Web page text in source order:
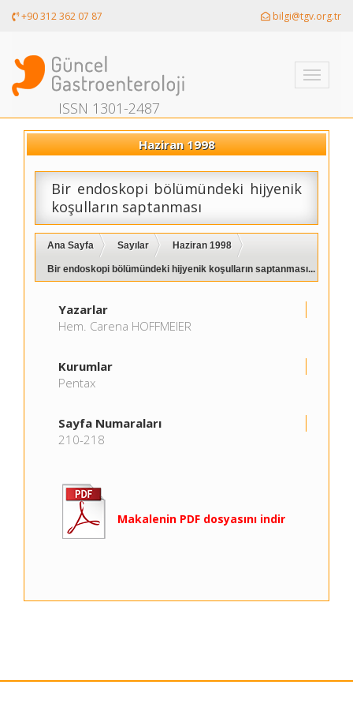
+90 312 362 07 87 bilgi@tgv.org.tr
Toggle
ISSN 1301-2487
Haziran 1998
Bir endoskopi bölümündeki hijyenik
koşulların saptanması
Ana Sayfa Sayılar Haziran 1998
Bir endoskopi bölümündeki hijyenik koşulların saptanması...
Yazarlar
Hem. Carena HOFFMEIER
Kurumlar
Pentax
Sayfa Numaraları
210-218
Makalenin PDF dosyasını indir